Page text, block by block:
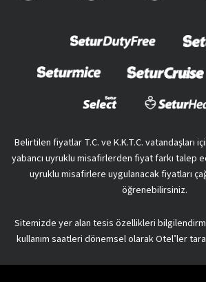
Belirtilen fiyatlar T.C. ve K.K.T.C. vatandaşları
yabancı uyruklu misafirlerden fiyat farkı talep
uyruklu misafirlere uygulanacak fiyatları
öğrenebilirsiniz.
Sitemizde yer alan tesis özellikleri
kullanım saatleri dönemsel olarak Otel’ler